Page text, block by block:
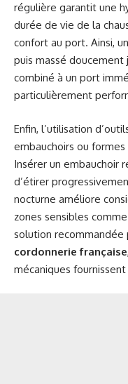
régulière garantit une
durée de vie de la
confort au port. Ainsi,
puis massé doucement
combiné à un port
particulièrement
Enfin, l’utilisation
embauchoirs ou
Insérer un embauchoir
d’étirer
nocturne améliore
zones sensibles
solution recommandée
cordonnerie française
mécaniques